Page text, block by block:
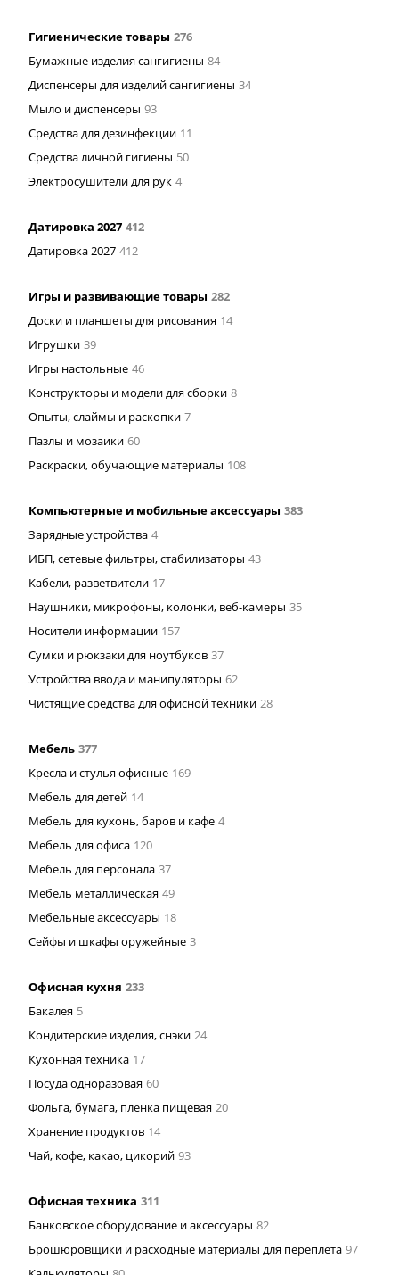
Гигиенические товары 276
Бумажные изделия сангигиены 84
Диспенсеры для изделий сангигиены 34
Мыло и диспенсеры 93
Средства для дезинфекции 11
Средства личной гигиены 50
Электросушители для рук 4
Датировка 2027 412
Датировка 2027 412
Игры и развивающие товары 282
Доски и планшеты для рисования 14
Игрушки 39
Игры настольные 46
Конструкторы и модели для сборки 8
Опыты, слаймы и раскопки 7
Пазлы и мозаики 60
Раскраски, обучающие материалы 108
Компьютерные и мобильные аксессуары 383
Зарядные устройства 4
ИБП, сетевые фильтры, стабилизаторы 43
Кабели, разветвители 17
Наушники, микрофоны, колонки, веб-камеры 35
Носители информации 157
Сумки и рюкзаки для ноутбуков 37
Устройства ввода и манипуляторы 62
Чистящие средства для офисной техники 28
Мебель 377
Кресла и стулья офисные 169
Мебель для детей 14
Мебель для кухонь, баров и кафе 4
Мебель для офиса 120
Мебель для персонала 37
Мебель металлическая 49
Мебельные аксессуары 18
Сейфы и шкафы оружейные 3
Офисная кухня 233
Бакалея 5
Кондитерские изделия, снэки 24
Кухонная техника 17
Посуда одноразовая 60
Фольга, бумага, пленка пищевая 20
Хранение продуктов 14
Чай, кофе, какао, цикорий 93
Офисная техника 311
Банковское оборудование и аксессуары 82
Брошюровщики и расходные материалы для переплета 97